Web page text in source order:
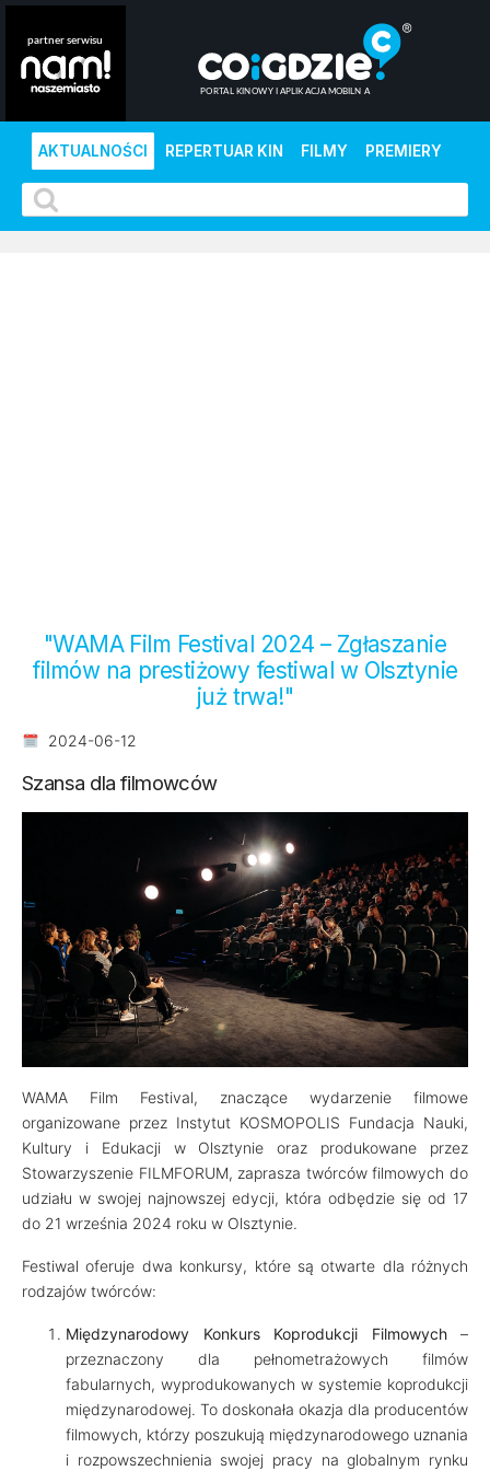
AKTUALNOŚCI REPERTUAR KIN FILMY PREMIERY
"WAMA Film Festival 2024 – Zgłaszanie
filmów na prestiżowy festiwal w Olsztynie
już trwa!"
2024-06-12
Szansa dla filmowców
WAMA Film Festival, znaczące wydarzenie filmowe
organizowane przez Instytut KOSMOPOLIS Fundacja Nauki,
Kultury i Edukacji w Olsztynie oraz produkowane przez
Stowarzyszenie FILMFORUM, zaprasza twórców filmowych do
udziału w swojej najnowszej edycji, która odbędzie się od 17
do 21 września 2024 roku w Olsztynie.
Festiwal oferuje dwa konkursy, które są otwarte dla różnych
rodzajów twórców:
Międzynarodowy Konkurs Koprodukcji Filmowych–
przeznaczony dla pełnometrażowych filmów
fabularnych, wyprodukowanych w systemie koprodukcji
międzynarodowej. To doskonała okazja dla producentów
filmowych, którzy poszukują międzynarodowego uznania
i rozpowszechnienia swojej pracy na globalnym rynku